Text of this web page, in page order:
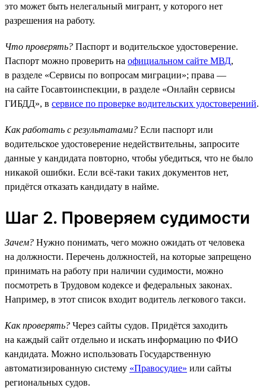
это может быть нелегальный мигрант, у которого нет
разрешения на работу.
Что проверять? Паспорт и водительское удостоверение.
Паспорт можно проверить на официальном сайте МВД,
в разделе «Сервисы по вопросам миграции»; права —
на сайте Госавтоинспекции, в разделе «Онлайн сервисы
ГИБДД», в сервисе по проверке водительских удостоверений.
Как работать с результатами? Если паспорт или
водительское удостоверение недействительны, запросите
данные у кандидата повторно, чтобы убедиться, что не было
никакой ошибки. Если всё-таки таких документов нет,
придётся отказать кандидату в найме.
Шаг 2. Проверяем судимости
Зачем? Нужно понимать, чего можно ожидать от человека
на должности. Перечень должностей, на которые запрещено
принимать на работу при наличии судимости, можно
посмотреть в Трудовом кодексе и федеральных законах.
Например, в этот список входит водитель легкового такси.
Как проверять? Через сайты судов. Придётся заходить
на каждый сайт отдельно и искать информацию по ФИО
кандидата. Можно использовать Государственную
автоматизированную систему «Правосудие» или сайты
региональных судов.